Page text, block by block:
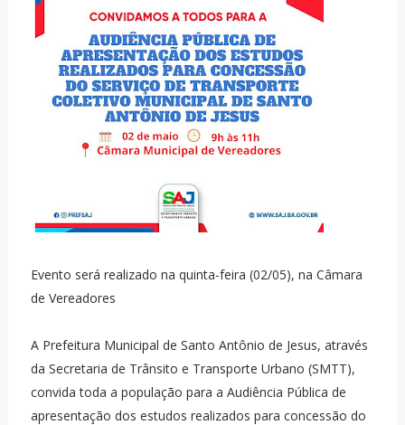
Evento será realizado na quinta-feira (02/05), na Câmara
de Vereadores
A Prefeitura Municipal de Santo Antônio de Jesus, através
da Secretaria de Trânsito e Transporte Urbano (SMTT),
convida toda a população para a Audiência Pública de
apresentação dos estudos realizados para concessão do